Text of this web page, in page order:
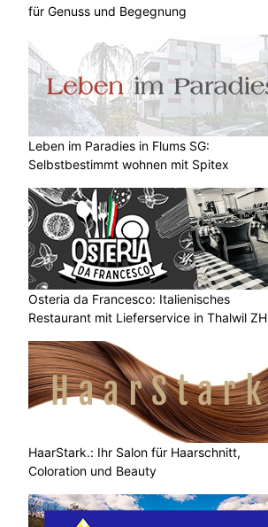
für Genuss und Begegnung
Leben im Paradies in Flums SG:
Selbstbestimmt wohnen mit Spitex
Osteria da Francesco: Italienisches
Restaurant mit Lieferservice in Thalwil ZH
HaarStark.: Ihr Salon für Haarschnitt,
Coloration und Beauty